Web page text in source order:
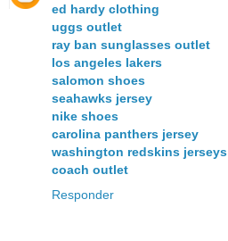
ed hardy clothing
uggs outlet
ray ban sunglasses outlet
los angeles lakers
salomon shoes
seahawks jersey
nike shoes
carolina panthers jersey
washington redskins jerseys
coach outlet
Responder